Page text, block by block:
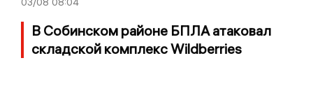
В Собинском районе БПЛА атаковал
складской комплекс Wildberries